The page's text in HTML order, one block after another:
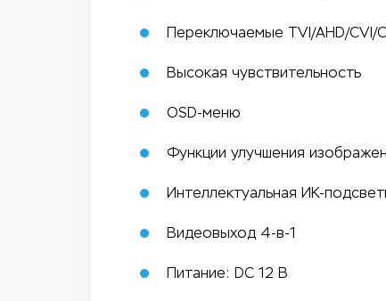
Переключаемые TVI/AHD/CVI/
Высокая чувствительность
OSD-меню
Функции улучшения
Интеллектуальная ИК-
Видеовыход 4-в-1
Питание: DC 12 В